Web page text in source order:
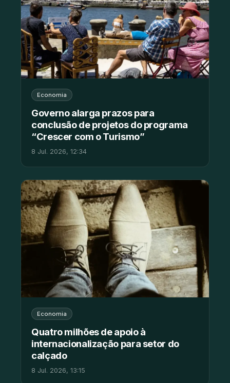
Economia
Governo alarga prazos para
conclusão de projetos do programa
“Crescer com o Turismo”
8 Jul. 2026, 12:34
Economia
Quatro milhões de apoio à
internacionalização para setor do
calçado
8 Jul. 2026, 13:15